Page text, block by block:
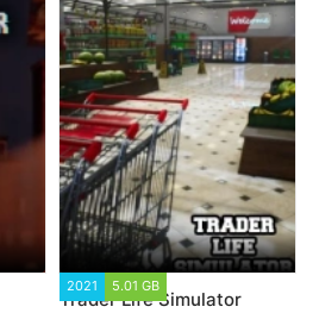
2021 5.01 GB
Trader Life Simulator